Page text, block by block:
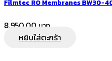
Filmtec RO Membranes BW30-
8,950.00
หยิบใส่ตะกร้า